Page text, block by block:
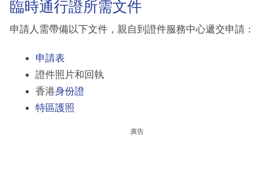
臨時通行證所需文件
申請人需帶備以下文件，親自到證件服務中心遞交申請：
申請表
證件照片和回執
香港身份證
特區護照
廣告